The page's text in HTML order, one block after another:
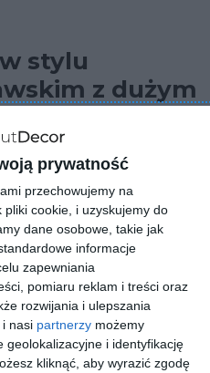
prywatność
przechowujemy na
cookie, i uzyskujemy do
dane osobowe, takie jak
informacje
zapewniania
pomiaru reklam i treści oraz
rozwijania i ulepszania
nasi partnerzy możemy
geolokalizacyjne i identyfikację
kliknąć, aby wyrazić zgodę
stylu
z dużym
oknem
z dużym
oknem.